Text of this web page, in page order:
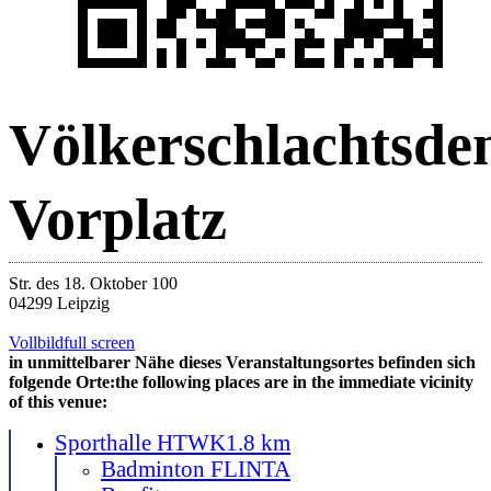
Vorplatz
Str. des 18. Oktober 100
04299 Leipzig
Vollbildfull screen
in unmittelbarer Nähe dieses Veranstaltungsortes befinden sich
folgende Orte:the following places are in the immediate vicinity
of this venue:
Sporthalle HTWK1.8 km
Badminton FLINTA